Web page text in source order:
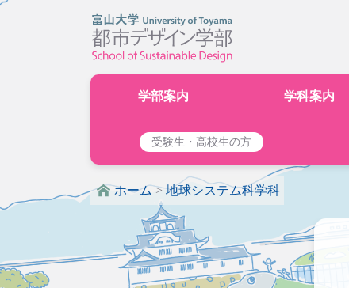
学部案内 学科案内
受験生・高校生の方
ホーム>地球システム科学科